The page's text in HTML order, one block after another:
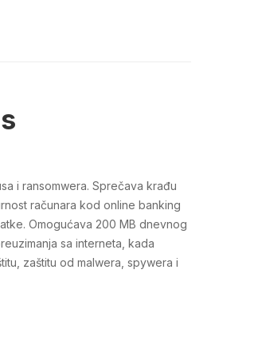
i ransomwera. Sprečava krađu
računara kod online banking
Omogućava 200 MB dnevnog
sa interneta, kada
zaštitu od malwera, spywera i